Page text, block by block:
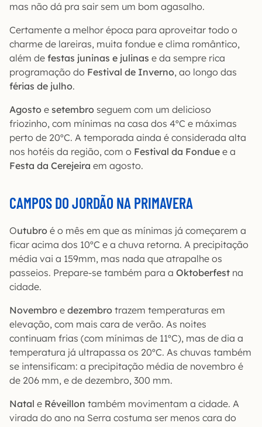
mas não dá pra sair sem um bom agasalho.
Certamente a melhor época para aproveitar todo o
charme de lareiras, muita fondue e clima romântico,
além de festas juninas e julinas e da sempre rica
programação do Festival de Inverno, ao longo das
férias de julho.
Agosto e setembro seguem com um delicioso
friozinho, com mínimas na casa dos 4ºC e máximas
perto de 20ºC. A temporada ainda é considerada alta
nos hotéis da região, com o Festival da Fondue e a
Festa da Cerejeira em agosto.
CAMPOS DO JORDÃO NA PRIMAVERA
Outubro é o mês em que as mínimas já começarem a
ficar acima dos 10ºC e a chuva retorna. A precipitação
média vai a 159mm, mas nada que atrapalhe os
passeios. Prepare-se também para a Oktoberfest na
cidade.
Novembro e dezembro trazem temperaturas em
elevação, com mais cara de verão. As noites
continuam frias (com mínimas de 11ºC), mas de dia a
temperatura já ultrapassa os 20ºC. As chuvas também
se intensificam: a precipitação média de novembro é
de 206 mm, e de dezembro, 300 mm.
Natal e Réveillon também movimentam a cidade. A
virada do ano na Serra costuma ser menos cara do